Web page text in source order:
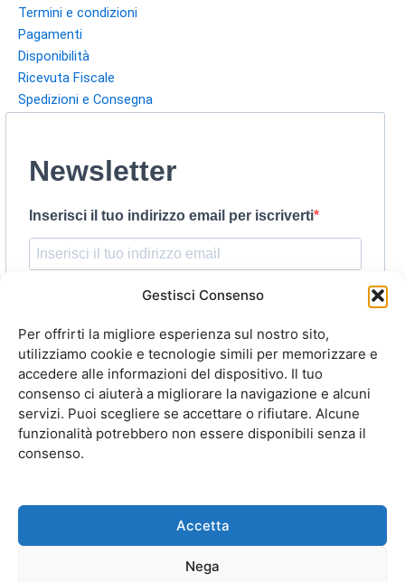
Gestisci Consenso
Per offrirti la migliore esperienza sul nostro sito,
utilizziamo cookie e tecnologie simili per memorizzare e
accedere alle informazioni del dispositivo. Il tuo
consenso ci aiuterà a migliorare la navigazione e alcuni
servizi. Puoi scegliere se accettare o rifiutare. Alcune
funzionalità potrebbero non essere disponibili senza il
consenso.
Accetta
Nega
Termini e condizioni
Pagamenti
Disponibilità
Ricevuta Fiscale
Spedizioni e Consegna
Newsletter
Inserisci il tuo indirizzo email per iscriverti
Indica il tuo indirizzo email per iscriverti. Es. abc@xyz.com
ho letto e accetto l'informativa sulla
acconsento al trattamento dei miei dati per l’invio della
Newsletter.
ISCRIVITI
Copyright © 2025 Cartaservice